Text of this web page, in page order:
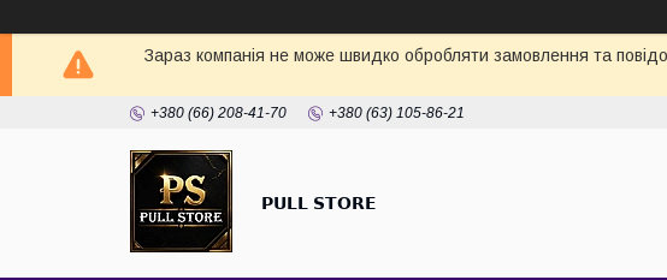
Зараз компанія не може швидко обробляти замовлення та
+380 (66) 208-41-70 +380 (63) 105-86-21
𝗣𝗨𝗟𝗟 𝗦𝗧𝗢𝗥𝗘